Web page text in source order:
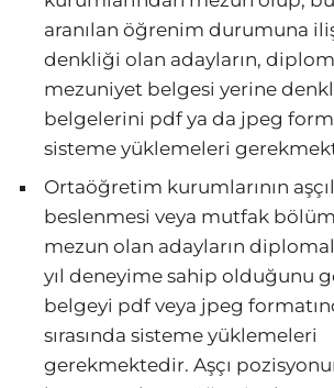
aranılan öğrenim durumuna
denkliği olan adayların,
mezuniyet belgesi yerine
belgelerini pdf ya da jpeg
sisteme yüklemeleri
Ortaöğretim kurumlarının
beslenmesi veya mutfak
mezun olan adayların
yıl deneyime sahip olduğunu
belgeyi pdf veya jpeg
sırasında sisteme yüklemeleri
gerekmektedir. Aşçı